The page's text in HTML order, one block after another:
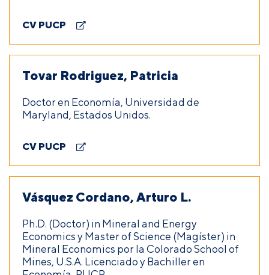
CV PUCP
Tovar Rodriguez, Patricia
Doctor en Economía, Universidad de
Maryland, Estados Unidos.
CV PUCP
Vásquez Cordano, Arturo L.
Ph.D. (Doctor) in Mineral and Energy
Economics y Master of Science (Magíster) in
Mineral Economics por la Colorado School of
Mines, U.S.A. Licenciado y Bachiller en